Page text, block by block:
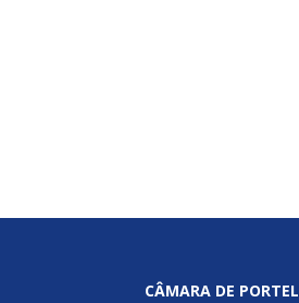
CÂMARA DE PORTEL